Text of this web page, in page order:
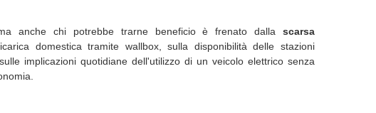
anche chi potrebbe trarne beneficio è frenato dalla scarsa
domestica tramite wallbox, sulla disponibilità delle stazioni
implicazioni quotidiane dell'utilizzo di un veicolo elettrico senza